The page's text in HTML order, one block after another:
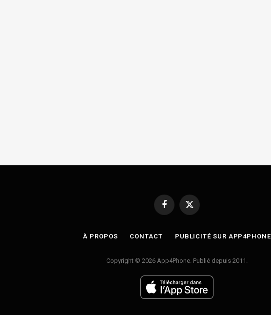
Facebook
X
À PROPOS CONTACT PUBLICITÉ SUR APP4PHONE
Copyright © 2026 App4Phone. Publié depuis 2011.